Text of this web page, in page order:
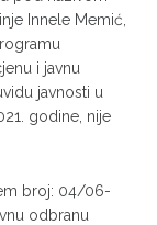
Innele Memić,
i javnu
javnosti u
godine, nije
broj: 04/06-
odbranu